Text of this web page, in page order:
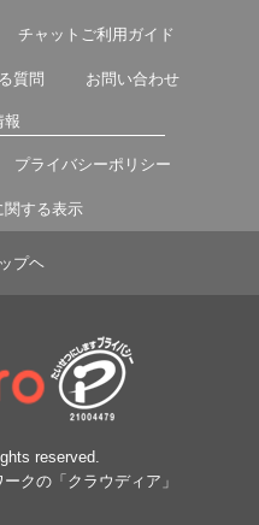
チャットご利用ガイド
質問 お問い合わせ
報
プライバシーポリシー
関する表示
プヘ
reserved.
クの「クラウディア」